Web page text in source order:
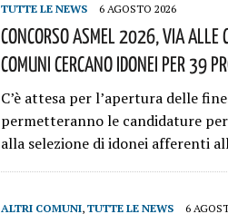
TUTTE LE NEWS 6 AGOSTO 2026
Concorso Asmel 2026, Via
Comuni Cercano Idonei Per 39
C’è attesa per l’apertura delle
permetteranno le candidature
alla selezione di idonei afferenti
ALTRI COMUNI, TUTTE LE NEWS 6